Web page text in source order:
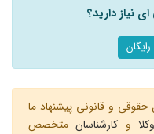
نیاز دارید؟
و قانونی پیشنهاد ما
وکلاو کارشناسانمتخصص